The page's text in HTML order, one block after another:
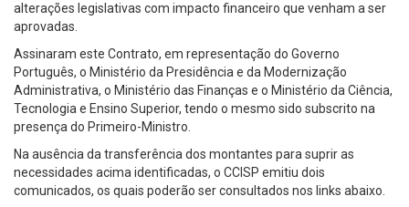
alterações legislativas com impacto financeiro que venham a ser
aprovadas.
Assinaram este Contrato, em representação do Governo
Português, o Ministério da Presidência e da Modernização
Administrativa, o Ministério das Finanças e o Ministério da Ciência,
Tecnologia e Ensino Superior, tendo o mesmo sido subscrito na
presença do Primeiro-Ministro.
Na ausência da transferência dos montantes para suprir as
necessidades acima identificadas, o CCISP emitiu dois
comunicados, os quais poderão ser consultados nos links abaixo.